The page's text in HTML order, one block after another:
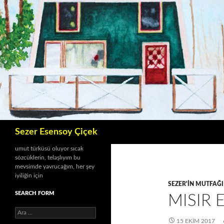
İçeriğe
atla
Sezer Esensoy Çiçek
SEZER'IN MUTFAĞI
MISIR
15 EKIM 2017
umut türküsü oluyor sıcak
sözcüklerin, telaşlıyım bu
mevsimde yavrucağım, her şey
iyiliğin için
SEARCH FORM
A
r